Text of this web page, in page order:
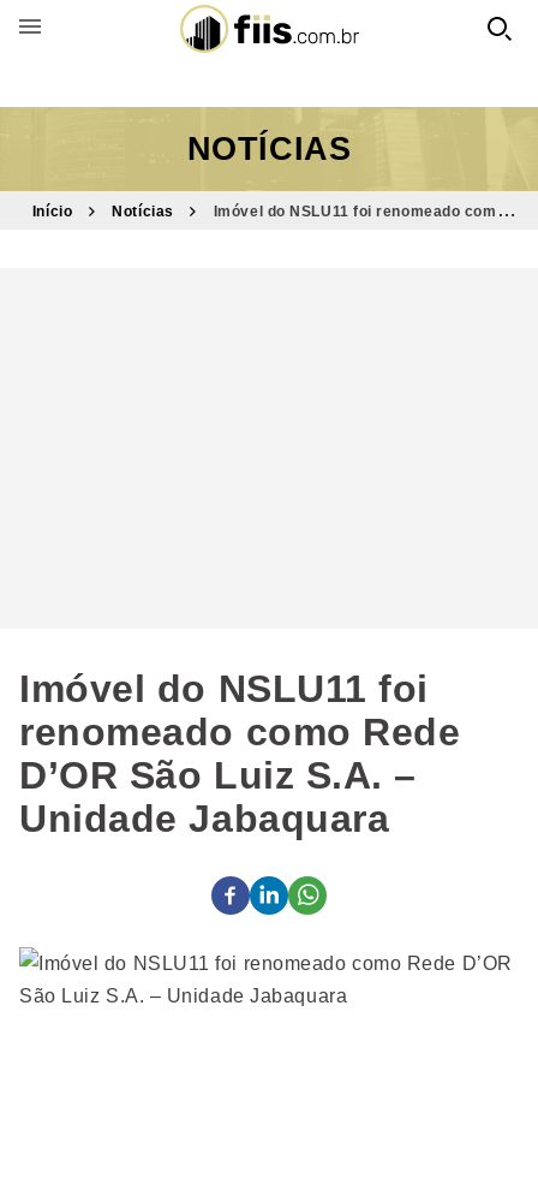
BUSCAR POR FUNDO
NOTÍCIAS
Início Notícias
Imóvel do NSLU11 foi renomeado como
Imóvel do NSLU11 foi
renomeado como Rede
D’OR São Luiz S.A. –
Unidade Jabaquara